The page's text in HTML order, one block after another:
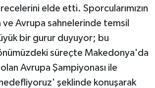
elde etti. Sporcularımızın
ve Avrupa sahnelerinde temsil
bir gurur duyuyor; bu
önümüzdeki süreçte Makedonya'da
Avrupa Şampiyonası ile
hedefliyoruz' şeklinde konuşarak